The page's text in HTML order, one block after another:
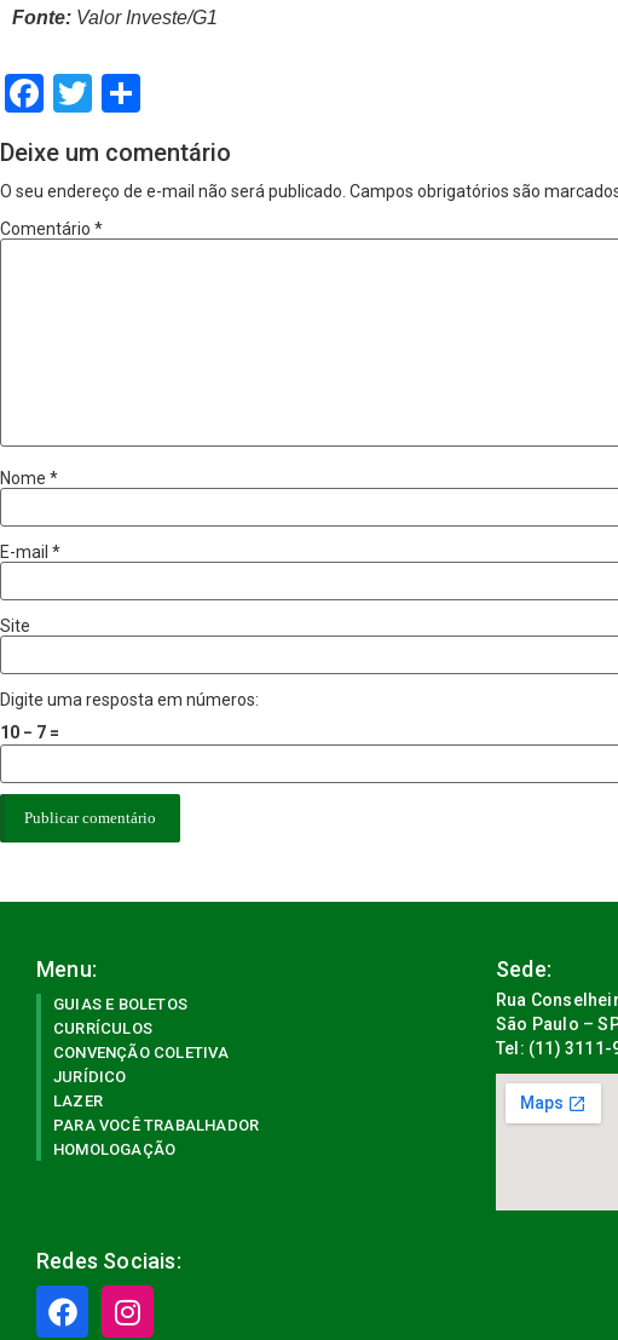
Fonte: Valor Investe/G1
Facebook
Twitter
Deixe um comentário
O seu endereço de e-mail não será publicado. Campos obrigatórios são
Comentário *
Nome *
E-mail *
Site
Digite uma resposta em números:
10 − 7 =
Menu:
GUIAS E BOLETOS
CURRÍCULOS
CONVENÇÃO COLETIVA
JURÍDICO
LAZER
PARA VOCÊ TRABALHADOR
HOMOLOGAÇÃO
Redes Sociais:
Sede:
Rua
São Paulo –
Tel: (11) 3111-